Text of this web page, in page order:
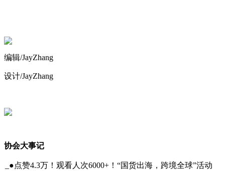
编辑/JayZhang
设计/JayZhang
协会大事记
_●点赞4.3万！观看人次6000+！“国货出海，跨境全球”活动